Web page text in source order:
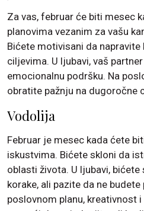
Za vas, februar će biti mesec
planovima vezanim za vašu
Bićete motivisani da napravite
ciljevima. U ljubavi, vaš
emocionalnu podršku. Na
obratite pažnju na dugoročne
Vodolija
Februar je mesec kada ćete
iskustvima. Bićete skloni da
oblasti života. U ljubavi,
korake, ali pazite da ne
poslovnom planu, kreativnost